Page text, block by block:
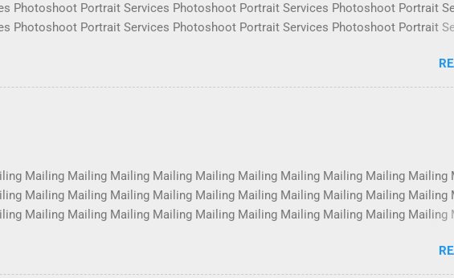
Photoshoot Portrait Services Photoshoot Portrait Services Photoshoot Portrait
Photoshoot Portrait Services Photoshoot Portrait Services Photoshoot Portrait
Photoshoot Portrait Services Photoshoot Portrait Services Photoshoot Portrait
Photoshoot Portrait Services Photoshoot Portrait Services Photoshoot Portrait
Photoshoot Portrait Services Photoshoot Portrait Services Photoshoot Portrait
Photoshoot Portrait Services Photoshoot Portrait Services Photoshoot Portrait
Mailing Mailing Mailing Mailing Mailing Mailing Mailing Mailing Mailing Mailing
Mailing Mailing Mailing Mailing Mailing Mailing Mailing Mailing Mailing Mailing
Mailing Mailing Mailing Mailing Mailing Mailing Mailing Mailing Mailing Mailing
Mailing Mailing Mailing Mailing Mailing Mailing Mailing Mailing Mailing Mailing
Mailing Mailing Mailing Mailing Mailing Mailing Mailing Mailing Mailing Mailing